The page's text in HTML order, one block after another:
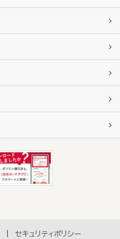
セキュリティポリシー